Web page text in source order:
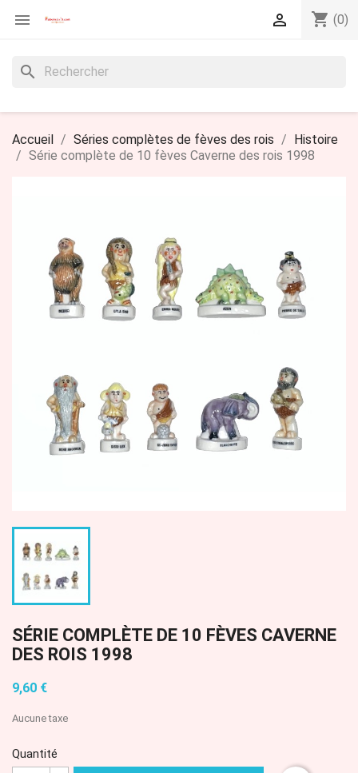
 shopping_cart (0)

search
Accueil Séries complètes de fèves des rois
Histoire
Série complète de 10 fèves Caverne des rois 1998
SÉRIE COMPLÈTE DE 10 FÈVES CAVERNE
DES ROIS 1998
9,60 €
Aucune taxe
Quantité